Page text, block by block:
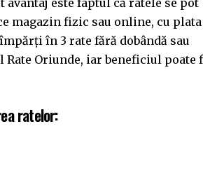
magazin fizic sau online, cu plata
în 3 rate fără dobândă sau
Rate Oriunde, iar beneficiul poate
ratelor: